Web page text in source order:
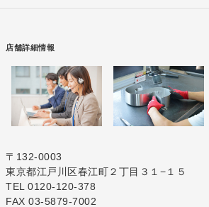
店舗詳細情報
〒132-0003
東京都江戸川区春江町２丁目３１−１５
TEL 0120-120-378
FAX 03-5879-7002